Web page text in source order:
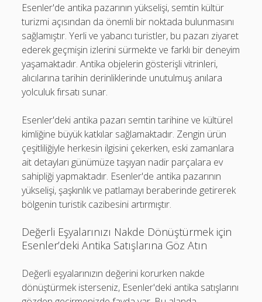
Esenler'de antika pazarının yükselişi, semtin kültür
turizmi açısından da önemli bir noktada bulunmasını
sağlamıştır. Yerli ve yabancı turistler, bu pazarı ziyaret
ederek geçmişin izlerini sürmekte ve farklı bir deneyim
yaşamaktadır. Antika objelerin gösterişli vitrinleri,
alıcılarına tarihin derinliklerinde unutulmuş anılara
yolculuk fırsatı sunar.
Esenler'deki antika pazarı semtin tarihine ve kültürel
kimliğine büyük katkılar sağlamaktadır. Zengin ürün
çeşitliliğiyle herkesin ilgisini çekerken, eski zamanlara
ait detayları günümüze taşıyan nadir parçalara ev
sahipliği yapmaktadır. Esenler'de antika pazarının
yükselişi, şaşkınlık ve patlamayı beraberinde getirerek
bölgenin turistik cazibesini artırmıştır.
Değerli Eşyalarınızı Nakde Dönüştürmek için
Esenler’deki Antika Satışlarına Göz Atın
Değerli eşyalarınızın değerini korurken nakde
dönüştürmek isterseniz, Esenler'deki antika satışlarını